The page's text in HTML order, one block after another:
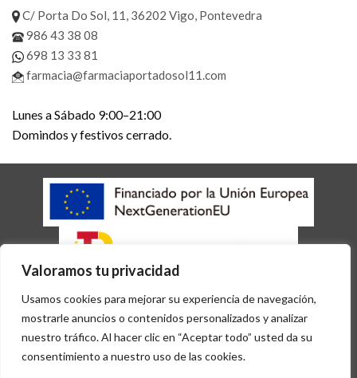
Valoramos tu privacidad
Usamos cookies para mejorar su experiencia de navegación,
mostrarle anuncios o contenidos personalizados y analizar
nuestro tráfico. Al hacer clic en “Aceptar todo” usted da su
consentimiento a nuestro uso de las cookies.
C/ Porta Do Sol, 11, 36202 Vigo, Pontevedra
986 43 38 08
698 13 33 81
farmacia@farmaciaportadosol11.com
Lunes a Sábado 9:00–21:00
Domindos y festivos cerrado.
AVISO LEGAL POLÍTICA DE COOKIES
POLÍTICA DE PRIVACIDAD
ACCESIBILIDAD
Copyright 2026 © Desarrollado por Sisfarma